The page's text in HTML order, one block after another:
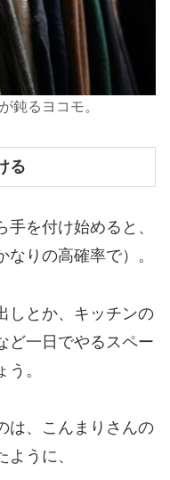
鈍るヨコモ。
る
を付け始めると、
りの高確率で）。
しとか、キッチンの
ど一日でやるスペー
。
は、こんまりさんの
ように、